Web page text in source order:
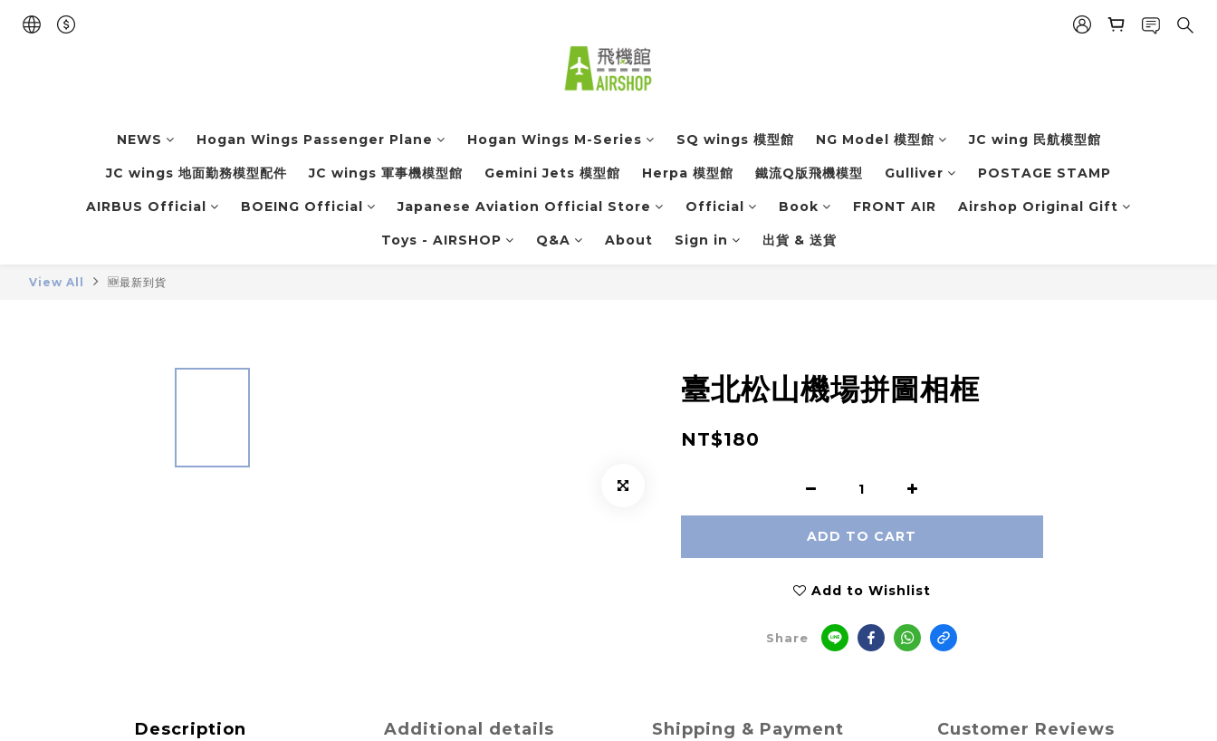
NEWS Hogan Wings Passenger Plane Hogan Wings M-Series SQ wings 模型館 NG Model 模型館 JC wing 民航模型館
JC wings 地面勤務模型配件 JC wings 軍事機模型館 Gemini Jets 模型館 Herpa 模型館 鐵流Q版飛機模型 Gulliver POSTAGE STAMP
AIRBUS Official BOEING Official Japanese Aviation Official Store Official Book FRONT AIR Airshop Original Gift
Toys - AIRSHOP Q&A About Sign in 出貨 & 送貨
View All 🆕最新到貨
臺北松山機場拼圖相框
NT$180
ADD TO CART
Add to Wishlist
Share
Description Additional details Shipping & Payment Customer Reviews